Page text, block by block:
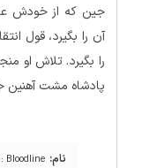
جین که از خودش
آن را بگیرد، قول
را بگیرد. تلاش او
پادشاه مشت آهنین
نام: Bloodline